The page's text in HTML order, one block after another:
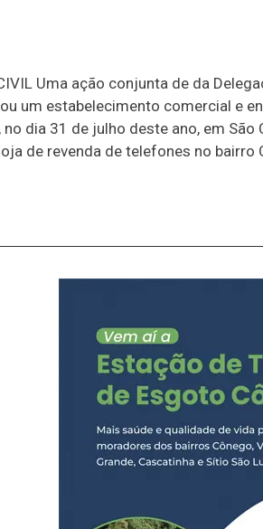
Uma ação conjunta de da
um estabelecimento comercial e
dia 31 de julho deste ano, em São
de revenda de telefones no bairro